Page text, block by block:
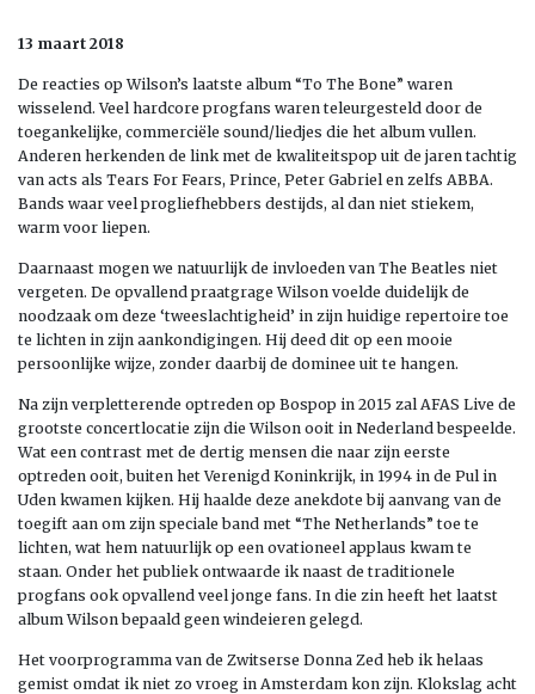
13 maart 2018
De reacties op Wilson’s laatste album “To The Bone” waren
wisselend. Veel hardcore progfans waren teleurgesteld door de
toegankelijke, commerciële sound/liedjes die het album vullen.
Anderen herkenden de link met de kwaliteitspop uit de jaren tachtig
van acts als Tears For Fears, Prince, Peter Gabriel en zelfs ABBA.
Bands waar veel progliefhebbers destijds, al dan niet stiekem,
warm voor liepen.
Daarnaast mogen we natuurlijk de invloeden van The Beatles niet
vergeten. De opvallend praatgrage Wilson voelde duidelijk de
noodzaak om deze ‘tweeslachtigheid’ in zijn huidige repertoire toe
te lichten in zijn aankondigingen. Hij deed dit op een mooie
persoonlijke wijze, zonder daarbij de dominee uit te hangen.
Na zijn verpletterende optreden op Bospop in 2015 zal AFAS Live de
grootste concertlocatie zijn die Wilson ooit in Nederland bespeelde.
Wat een contrast met de dertig mensen die naar zijn eerste
optreden ooit, buiten het Verenigd Koninkrijk, in 1994 in de Pul in
Uden kwamen kijken. Hij haalde deze anekdote bij aanvang van de
toegift aan om zijn speciale band met “The Netherlands” toe te
lichten, wat hem natuurlijk op een ovationeel applaus kwam te
staan. Onder het publiek ontwaarde ik naast de traditionele
progfans ook opvallend veel jonge fans. In die zin heeft het laatst
album Wilson bepaald geen windeieren gelegd.
Het voorprogramma van de Zwitserse Donna Zed heb ik helaas
gemist omdat ik niet zo vroeg in Amsterdam kon zijn. Klokslag acht